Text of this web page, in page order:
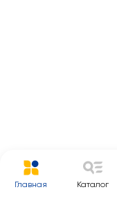
Главная Каталог